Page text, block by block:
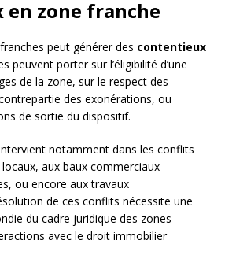
zone franche
peut générer des contentieux
peuvent porter sur l’éligibilité d’une
de la zone, sur le respect des
des exonérations, ou
de sortie du dispositif.
notamment dans les conflits
locaux, aux baux commerciaux
ou encore aux travaux
de ces conflits nécessite une
du cadre juridique des zones
avec le droit immobilier